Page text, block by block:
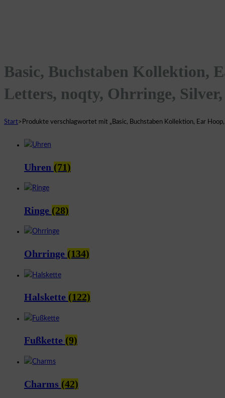
Basic, Buchstaben Kollektion,
Letters, noqty, Ohrringe, Silver,
Start> Produkte verschlagwortet mit „Basic, Buchstaben Kollektion, Ear
Uhren (71)
Ringe (28)
Ohrringe (134)
Halskette (122)
Fußkette (9)
Charms (42)